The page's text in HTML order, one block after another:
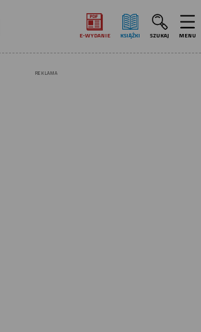
E‑WYDANIE KSIĄŻKI SZUKAJ MENU
REKLAMA